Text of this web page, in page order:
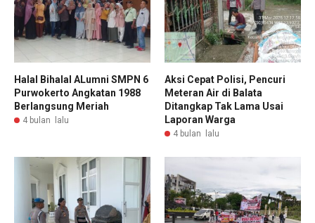
Halal Bihalal ALumni SMPN 6
Purwokerto Angkatan 1988
Berlangsung Meriah
4 bulan lalu
Aksi Cepat Polisi, Pencuri
Meteran Air di Balata
Ditangkap Tak Lama Usai
Laporan Warga
4 bulan lalu